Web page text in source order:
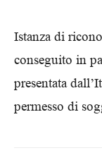
Istanza di
conseguito in
presentata
permesso di